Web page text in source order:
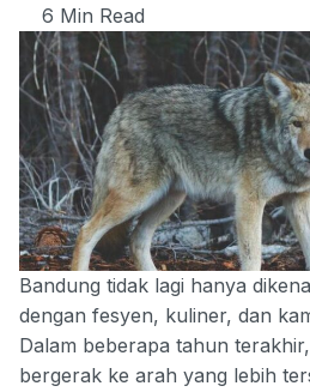
6 Min Read
Bandung tidak lagi hanya
dengan fesyen, kuliner, dan
Dalam beberapa tahun
bergerak ke arah yang lebih